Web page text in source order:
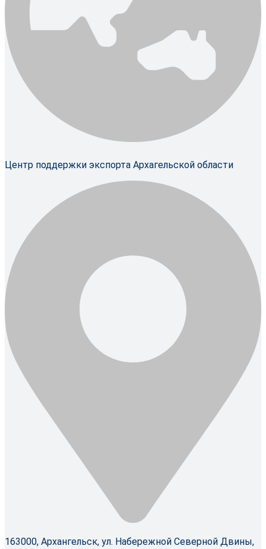
Центр поддержки экспорта Архагельской области
163000, Архангельск, ул. Набережной Северной Двины,